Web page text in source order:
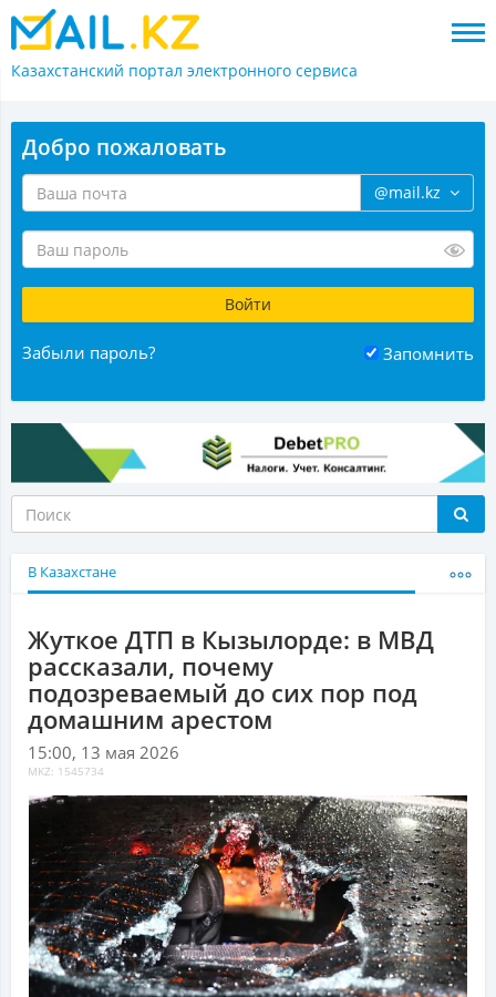
Казахстанский портал электронного сервиса
Добро пожаловать
@mail.kz
Забыли пароль? Запомнить
В Казахстане
Жуткое ДТП в Кызылорде: в МВД
рассказали, почему
подозреваемый до сих пор под
домашним арестом
15:00, 13 мая 2026
MKZ: 1545734